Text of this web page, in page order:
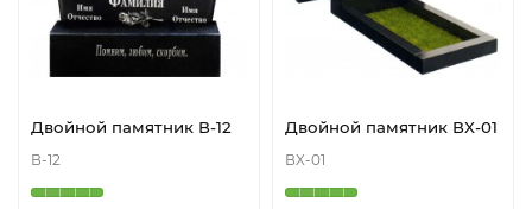
Двойной памятник В-12
В-12
Двойной памятник ВX-01
ВX-01